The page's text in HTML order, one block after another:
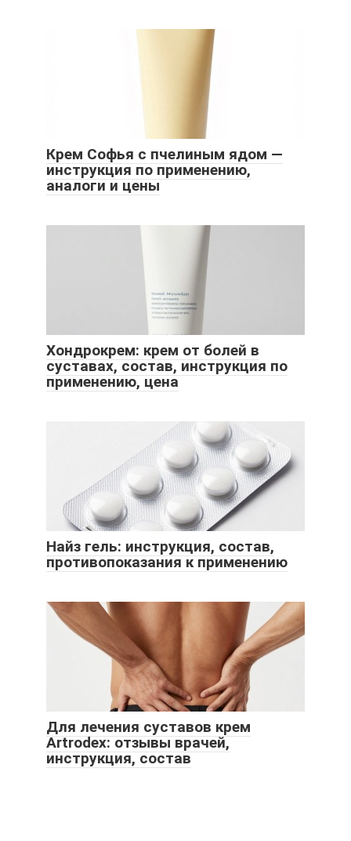
Крем Софья с пчелиным ядом —
инструкция по применению,
аналоги и цены
Хондрокрем: крем от болей в
суставах, состав, инструкция по
применению, цена
Найз гель: инструкция, состав,
противопоказания к применению
Для лечения суставов крем
Artrodex: отзывы врачей,
инструкция, состав